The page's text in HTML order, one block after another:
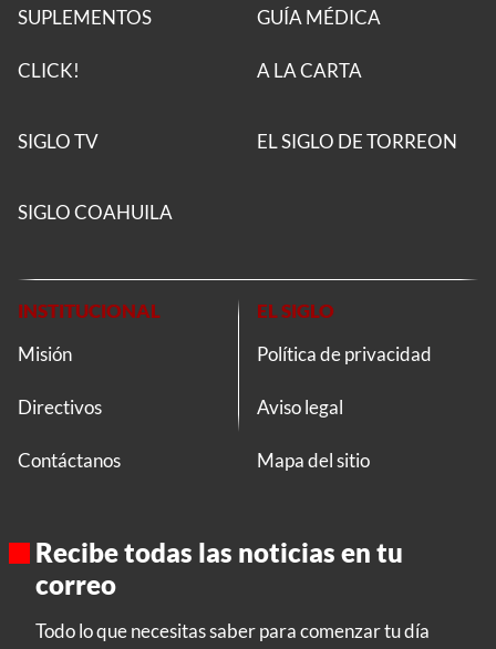
SUPLEMENTOS
CLICK!
GUÍA MÉDICA
A LA CARTA
SIGLO TV EL SIGLO DE TORREON
SIGLO COAHUILA
INSTITUCIONAL
Misión
Directivos
Contáctanos
EL SIGLO
Política de privacidad
Aviso legal
Mapa del sitio
Recibe todas las noticias en tu
correo
Todo lo que necesitas saber para comenzar tu día